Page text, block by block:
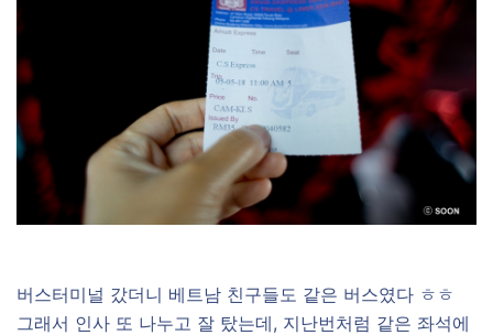
버스터미널 갔더니 베트남 친구들도 같은 버스였다 ㅎㅎ
그래서 인사 또 나누고 잘 탔는데, 지난번처럼 같은 좌석에